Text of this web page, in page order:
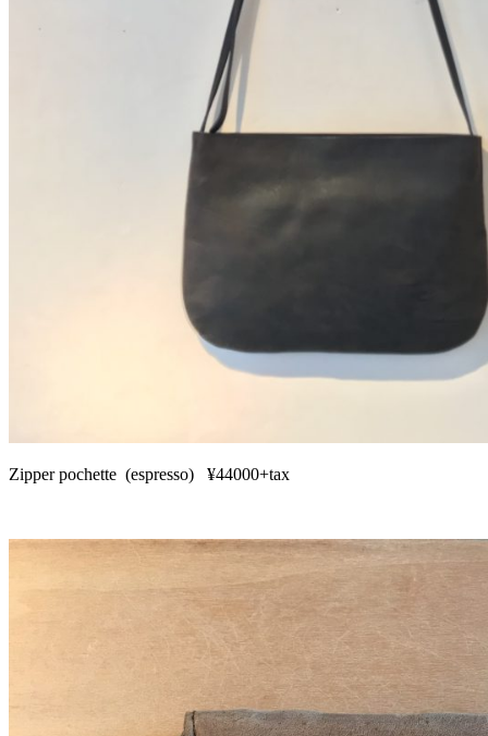
Zipper pochette (espresso) ¥44000+tax